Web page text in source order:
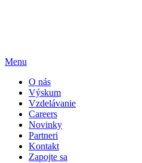
Menu
O nás
Výskum
Vzdelávanie
Careers
Novinky
Partneri
Kontakt
Zapojte sa